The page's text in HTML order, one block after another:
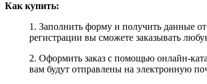
Как купить:
1. Заполнить форму и получить данные
регистрации вы сможете заказывать
2. Оформить заказ с помощью онлайн-
вам будут отправлены на электронную